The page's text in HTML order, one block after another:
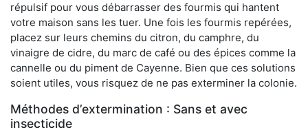
répulsif pour vous débarrasser des fourmis qui hantent
votre maison sans les tuer. Une fois les fourmis repérées,
placez sur leurs chemins du citron, du camphre, du
vinaigre de cidre, du marc de café ou des épices comme la
cannelle ou du piment de Cayenne. Bien que ces solutions
soient utiles, vous risquez de ne pas exterminer la colonie.
Méthodes d’extermination : Sans et avec
insecticide